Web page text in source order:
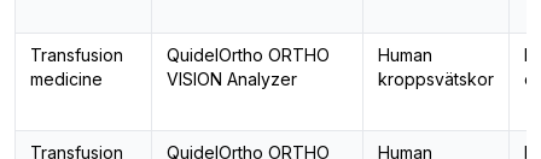
Transfusion
medicine
QuidelOrtho ORTHO
VISION Analyzer
Human
kroppsvätskor
Transfusion
QuidelOrtho ORTHO
Human